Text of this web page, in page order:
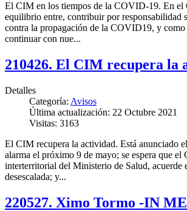
El CIM en los tiempos de la COVID-19. En el
equilibrio entre, contribuir por responsabilidad
contra la propagación de la COVID19, y como
continuar con nue...
210426. El CIM recupera la
Detalles
Categoría: Avisos
Última actualización: 22 Octubre 2021
Visitas: 3163
El CIM recupera la actividad. Está anunciado
alarma el próximo 9 de mayo; se espera que el
interterritorial del Ministerio de Salud, acuerde
desescalada; y...
220527. Ximo Tormo -IN